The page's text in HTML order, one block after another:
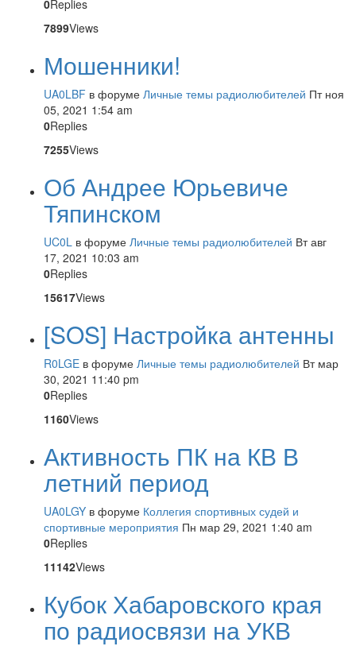
0Replies
7899Views
Мошенники!
UA0LBF в форуме Личные темы радиолюбителей Пт ноя
05, 2021 1:54 am
0Replies
7255Views
Об Андрее Юрьевиче
Тяпинском
UC0L в форуме Личные темы радиолюбителей Вт авг
17, 2021 10:03 am
0Replies
15617Views
[SOS] Настройка антенны
R0LGE в форуме Личные темы радиолюбителей Вт мар
30, 2021 11:40 pm
0Replies
1160Views
Активность ПК на КВ В
летний период
UA0LGY в форуме Коллегия спортивных судей и
спортивные мероприятия Пн мар 29, 2021 1:40 am
0Replies
11142Views
Кубок Хабаровского края
по радиосвязи на УКВ